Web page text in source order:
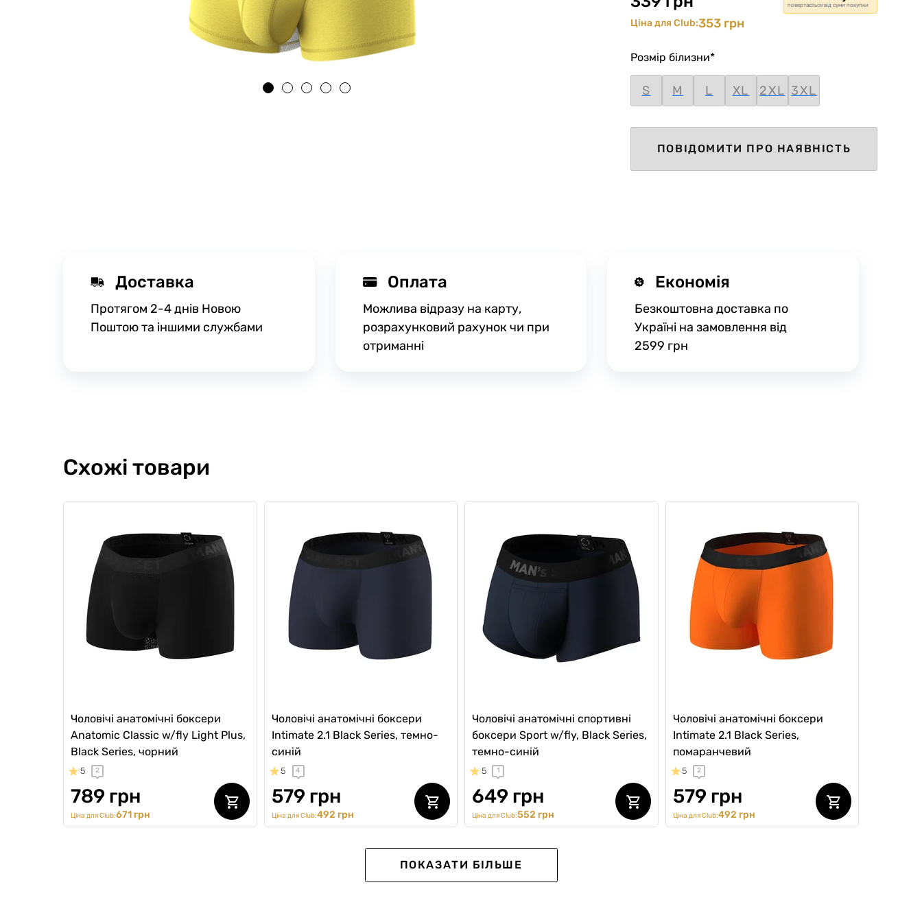
повертається від суми покупки
Ціна для Club:353 грн
Розмір білизни*
S M L XL 2XL 3XL
ПОВІДОМИТИ ПРО НАЯВНІСТЬ
Доставка
Протягом 2-4 днів Новою
Поштою та іншими службами
Оплата
Можлива відразу на карту,
розрахунковий рахунок чи при
отриманні
Економія
Безкоштовна доставка по
Україні на замовлення від
2599 грн
Схожі товари
Чоловічі анатомічні боксери
Anatomic Classic w/fly Light Plus,
Black Series, чорний
5 2
789 грн
Ціна для Club:671 грн
Чоловічі анатомічні боксери
Intimate 2.1 Black Series, темно-
синій
5 4
579 грн
Ціна для Club:492 грн
Чоловічі анатомічні спортивні
боксери Sport w/fly, Black Series,
темно-синій
5 1
649 грн
Ціна для Club:552 грн
Чоловічі анатомічні боксери
Intimate 2.1 Black Series,
помаранчевий
5 2
579 грн
Ціна для Club:492 грн
SALE -15%
ПОКАЗАТИ БІЛЬШЕ